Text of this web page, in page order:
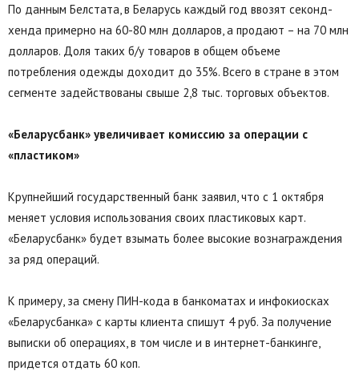
По данным Белстата, в Беларусь каждый год ввозят секонд-
хенда примерно на 60-80 млн долларов, а продают – на 70 млн
долларов. Доля таких б/у товаров в общем объеме
потребления одежды доходит до 35%. Всего в стране в этом
сегменте задействованы свыше 2,8 тыс. торговых объектов.
«Беларусбанк» увеличивает комиссию за операции с
«пластиком»
Крупнейший государственный банк заявил, что с 1 октября
меняет условия использования своих пластиковых карт.
«Беларусбанк» будет взымать более высокие вознаграждения
за ряд операций.
К примеру, за смену ПИН-кода в банкоматах и инфокиосках
«Беларусбанка» с карты клиента спишут 4 руб. За получение
выписки об операциях, в том числе и в интернет-банкинге,
придется отдать 60 коп.